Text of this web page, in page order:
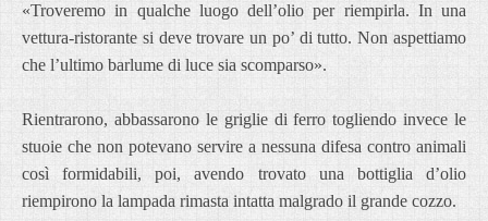
«Troveremo in qualche luogo dell’olio per riempirla. In una
vettura-ristorante si deve trovare un po’ di tutto. Non aspettiamo
che l’ultimo barlume di luce sia scomparso».
Rientrarono, abbassarono le griglie di ferro togliendo invece le
stuoie che non potevano servire a nessuna difesa contro animali
così formidabili, poi, avendo trovato una bottiglia d’olio
riempirono la lampada rimasta intatta malgrado il grande cozzo.